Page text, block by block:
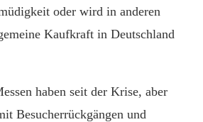
oder wird in anderen
Kaufkraft in Deutschland
haben seit der Krise, aber
Besucherrückgängen und